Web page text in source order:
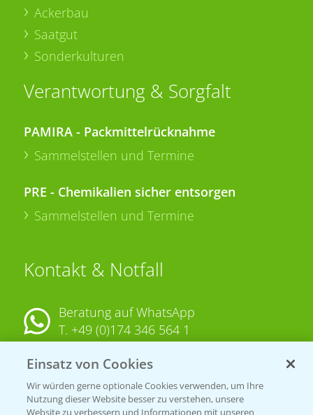
Ackerbau
Saatgut
Sonderkulturen
Verantwortung & Sorgfalt
PAMIRA - Packmittelrücknahme
Sammelstellen und Termine
PRE - Chemikalien sicher entsorgen
Sammelstellen und Termine
Kontakt & Notfall
Beratung auf WhatsApp
T. +49 (0)174 346 564 1
KONTAKT
Hilfe in Notfällen
Einsatz von Cookies
Wir würden gerne optionale Cookies verwenden, um Ihre
Nutzung dieser Website besser zu verstehen, unsere
Website zu verbessern und Informationen mit unseren